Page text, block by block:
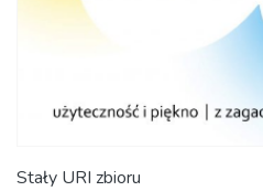
Stały URI zbioru